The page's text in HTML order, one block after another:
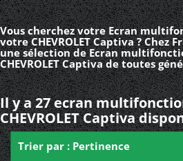
Vous cherchez votre Ecran
votre CHEVROLET Captiva ? Chez
une sélection de Ecran
CHEVROLET Captiva de toutes
Il y a 27 ecran
CHEVROLET Captiva
Trier par : Pertinence